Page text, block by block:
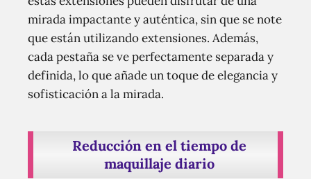
mirada impactante y auténtica, sin que se note
que están utilizando extensiones. Además,
cada pestaña se ve perfectamente separada y
definida, lo que añade un toque de elegancia y
sofisticación a la mirada.
Reducción en el tiempo de
maquillaje diario